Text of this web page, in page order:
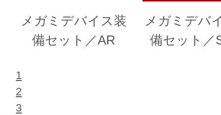
メガミデバイス装
備セット／AR
メガミデバ
備セット／
1
2
3